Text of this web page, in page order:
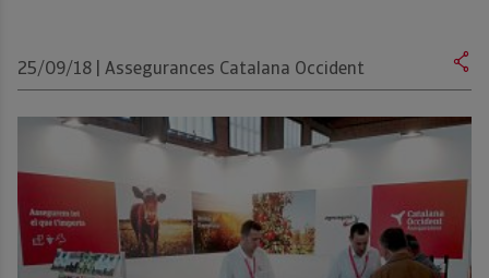
25/09/18 | Assegurances Catalana Occident